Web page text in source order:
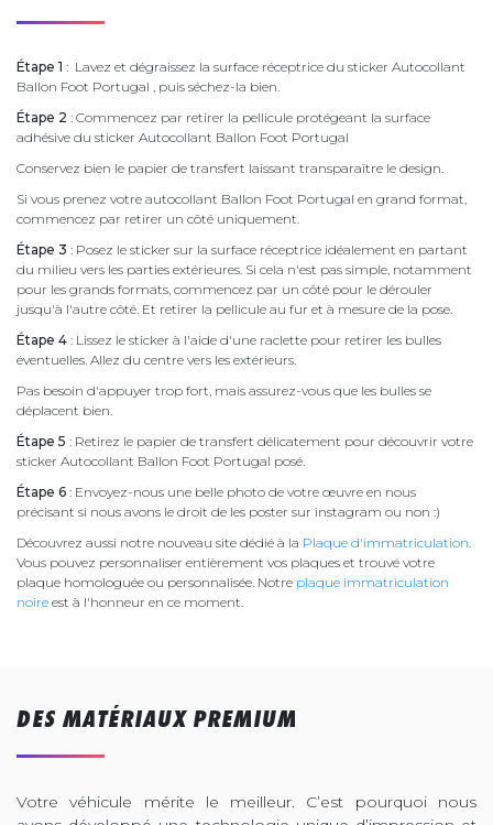
Étape 1 : Lavez et dégraissez la surface réceptrice du sticker Autocollant
Ballon Foot Portugal , puis séchez-la bien.
Étape 2 : Commencez par retirer la pellicule protégeant la surface
adhésive du sticker Autocollant Ballon Foot Portugal
Conservez bien le papier de transfert laissant transparaître le design.
Si vous prenez votre autocollant Ballon Foot Portugal en grand format,
commencez par retirer un côté uniquement.
Étape 3 : Posez le sticker sur la surface réceptrice idéalement en partant
du milieu vers les parties extérieures. Si cela n'est pas simple, notamment
pour les grands formats, commencez par un côté pour le dérouler
jusqu'à l'autre côté. Et retirer la pellicule au fur et à mesure de la pose.
Étape 4 : Lissez le sticker à l'aide d'une raclette pour retirer les bulles
éventuelles. Allez du centre vers les extérieurs.
Pas besoin d'appuyer trop fort, mais assurez-vous que les bulles se
déplacent bien.
Étape 5 : Retirez le papier de transfert délicatement pour découvrir votre
sticker Autocollant Ballon Foot Portugal posé.
Étape 6 : Envoyez-nous une belle photo de votre œuvre en nous
précisant si nous avons le droit de les poster sur instagram ou non :)
Découvrez aussi notre nouveau site dédié à la Plaque d'immatriculation
Vous pouvez personnaliser entièrement vos plaques et trouvé votre
plaque homologuée ou personnalisée. Notre plaque immatriculation
noire est à l'honneur en ce moment.
DES MATÉRIAUX PREMIUM
Votre véhicule mérite le meilleur. C’est pourquoi nous